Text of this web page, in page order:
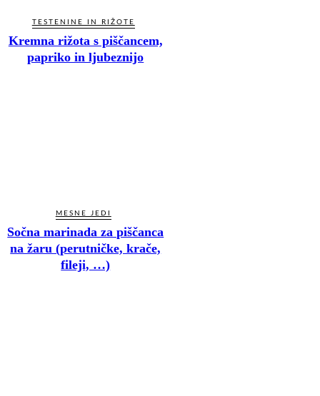
TESTENINE IN RIŽOTE
Kremna rižota s piščancem,
papriko in ljubeznijo
MESNE JEDI
Sočna marinada za piščanca
na žaru (perutničke, krače,
fileji, …)